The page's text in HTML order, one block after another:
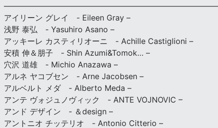
アイリーン グレイ - Eileen Gray –
浅野 泰弘 - Yasuhiro Asano –
アッキーレ カスティリオーニ - Achille Castiglioni –
安積 伸＆朋子 - Shin Azumi&Tomok… –
穴沢 道雄 - Michio Anazawa –
アルネ ヤコブセン - Arne Jacobsen –
アルベルト メダ - Alberto Meda –
アンテ ヴォジュノヴィック - ANTE VOJNOVIC –
アンド デザイン - ＆design –
アントニオ チッテリオ - Antonio Citterio –